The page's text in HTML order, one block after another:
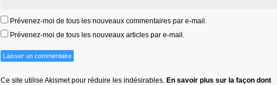
Prévenez-moi de tous les nouveaux commentaires par e-mail.
Prévenez-moi de tous les nouveaux articles par e-mail.
Ce site utilise Akismet pour réduire les indésirables. En savoir plus sur la façon dont